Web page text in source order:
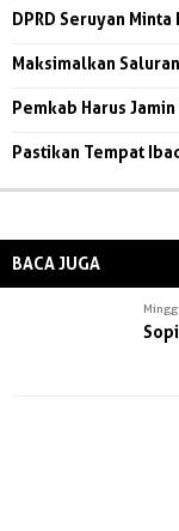
DPRD Seruyan
Maksimalkan
Pemkab Harus
Pastikan Tempat
BACA JUGA